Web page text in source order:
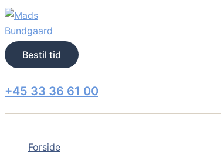
Skip
to
content
Bestil tid
+45 33 36 61 00
Forside